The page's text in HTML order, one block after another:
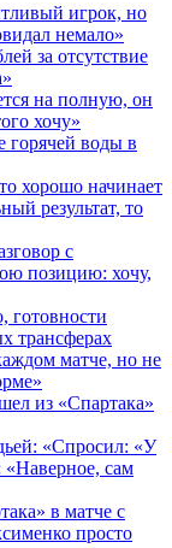
игрок, но
немало»
за отсутствие
на полную, он
хочу»
горячей воды в
хорошо начинает
результат, то
с
позицию: хочу,
готовности
трансферах
матче, но не
из «Спартака»
«Спросил: «У
«Наверное, сам
в матче с
просто